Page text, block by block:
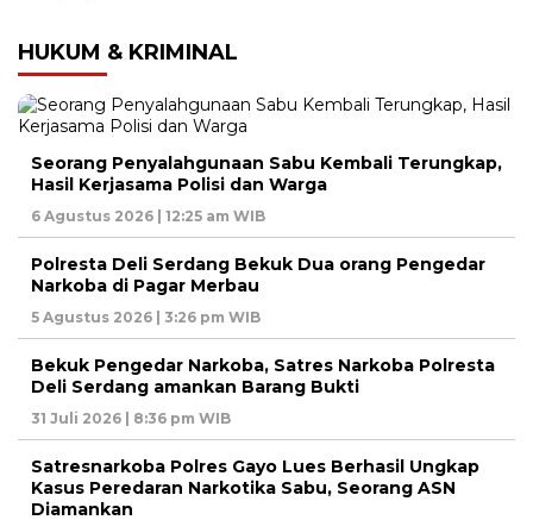
HUKUM & KRIMINAL
Seorang Penyalahgunaan Sabu Kembali Terungkap,
Hasil Kerjasama Polisi dan Warga
6 Agustus 2026 | 12:25 am WIB
Polresta Deli Serdang Bekuk Dua orang Pengedar
Narkoba di Pagar Merbau
5 Agustus 2026 | 3:26 pm WIB
Bekuk Pengedar Narkoba, Satres Narkoba Polresta
Deli Serdang amankan Barang Bukti
31 Juli 2026 | 8:36 pm WIB
Satresnarkoba Polres Gayo Lues Berhasil Ungkap
Kasus Peredaran Narkotika Sabu, Seorang ASN
Diamankan